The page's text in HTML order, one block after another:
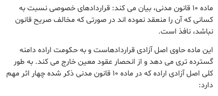
ماده 10 قانون مدنی، بیان می کند: قراردادهای خصوصی نسبت به
کسانی که آن را منعقد نموده اند در صورتی که مخالف صریح قانون
نباشد، نافذ است.
این ماده حاوی اصل آزادی قراردادهاست و به حکومت اراده دامنه
گسترده تری می دهد و از انحصار عقود معین خارج می کند. به طور
کلی اصل آزادی اراده که در ماده 10 قانون مدنی ذکر شده چهار اثر مهم
دارد: